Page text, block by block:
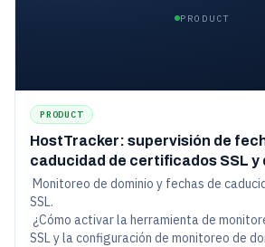
PRODUCT
PRODUCT
HostTracker: supervisión de
caducidad de certificados SSL y
Monitoreo de dominio y fechas de
SSL.
¿Cómo activar la herramienta de
SSL y la configuración de monitoreo de